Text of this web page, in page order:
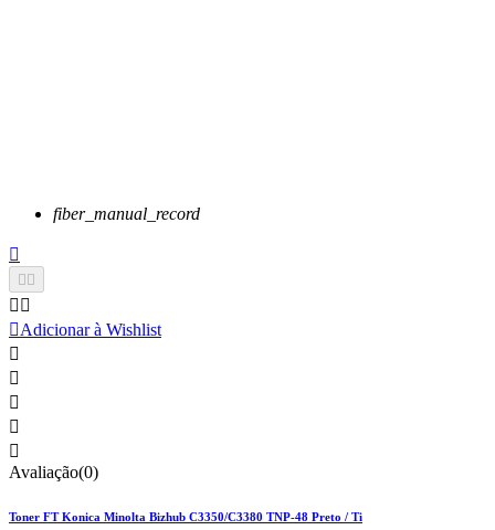
fiber_manual_record

 
 
Adicionar à Wishlist





Avaliação(0)
Toner FT Konica Minolta Bizhub C3350/C3380 TNP-48 Preto / Ti